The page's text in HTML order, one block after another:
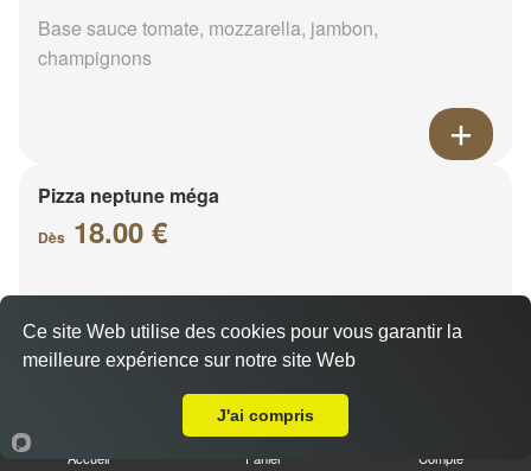
Base sauce tomate, mozzarella, jambon,
champignons
Pizza neptune méga
Dès 18.00 €
Base sauce tomate, mozzarella, thon, oignons,
poivrons, olives
Accueil Panier Compte
Ce site Web utilise des cookies pour vous garantir la
meilleure expérience sur notre site Web
J'ai compris